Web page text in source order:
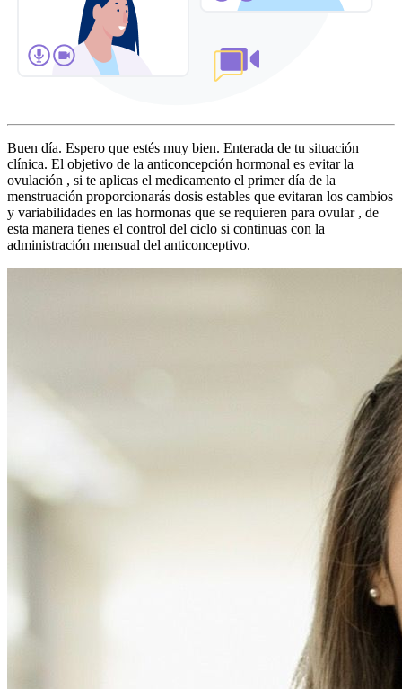
Buen día. Espero que estés muy bien. Enterada de tu situación
clínica. El objetivo de la anticoncepción hormonal es evitar la
ovulación , si te aplicas el medicamento el primer día de la
menstruación proporcionarás dosis estables que evitaran los cambios
y variabilidades en las hormonas que se requieren para ovular , de
esta manera tienes el control del ciclo si continuas con la
administración mensual del anticonceptivo.